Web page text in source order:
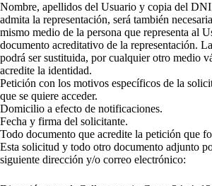
Nombre, apellidos del Usuario y copia del
admita la representación, será también
mismo medio de la persona que representa al
documento acreditativo de la representación.
podrá ser sustituida, por cualquier otro medio
acredite la identidad.
Petición con los motivos específicos de la
que se quiere acceder.
Domicilio a efecto de notificaciones.
Fecha y firma del solicitante.
Todo documento que acredite la petición que
Esta solicitud y todo otro documento adjunto
siguiente dirección y/o correo electrónico: